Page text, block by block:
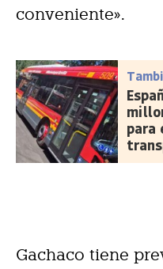
conveniente».
para
Gachaco tiene